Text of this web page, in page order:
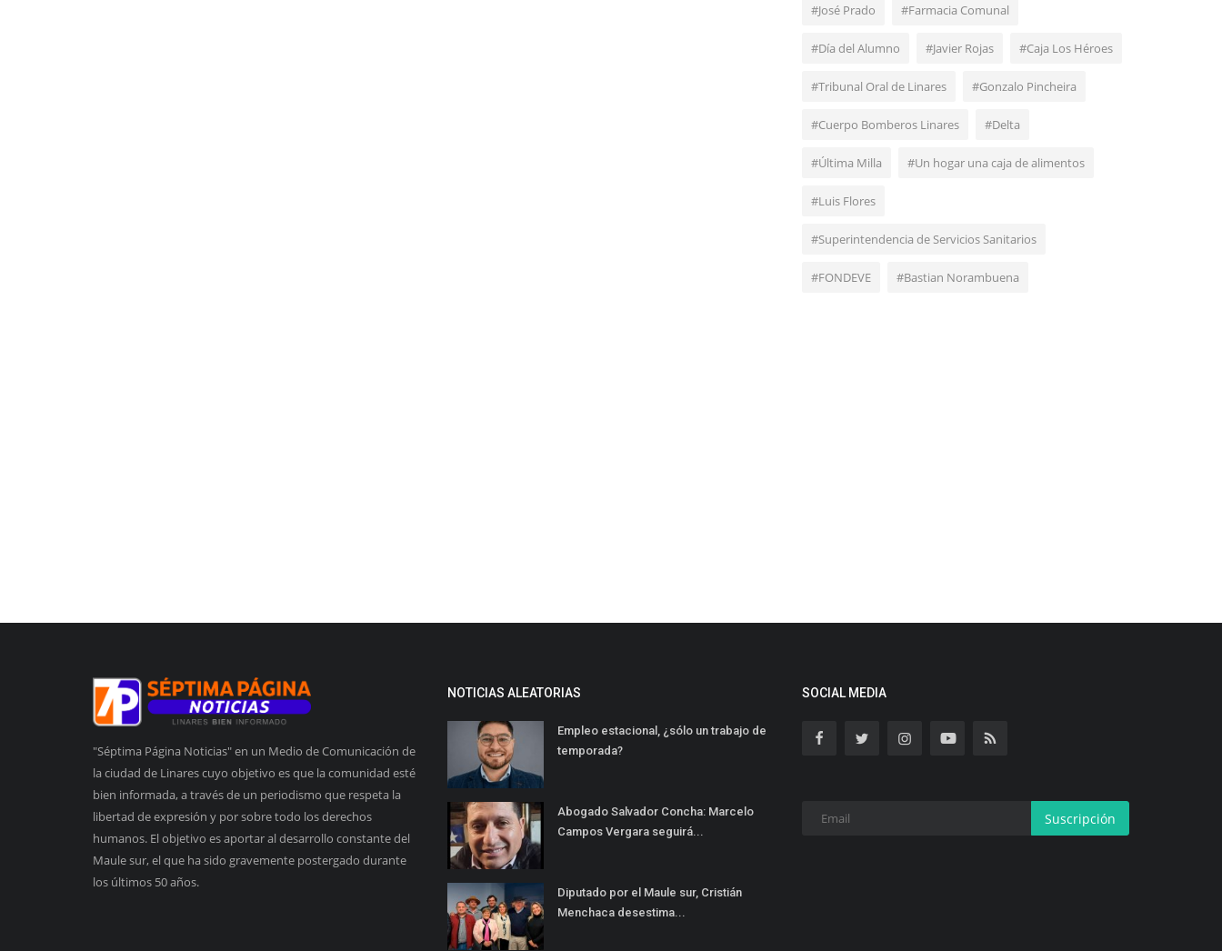
#José Prado #Farmacia Comunal
#Día del Alumno #Javier Rojas #Caja Los Héroes
#Tribunal Oral de Linares #Gonzalo Pincheira
#Cuerpo Bomberos Linares #Delta
#Última Milla #Un hogar una caja de alimentos
#Luis Flores
#Superintendencia de Servicios Sanitarios
#FONDEVE #Bastian Norambuena
"Séptima Página Noticias" en un Medio de Comunicación de
la ciudad de Linares cuyo objetivo es que la comunidad esté
bien informada, a través de un periodismo que respeta la
libertad de expresión y por sobre todo los derechos
humanos. El objetivo es aportar al desarrollo constante del
Maule sur, el que ha sido gravemente postergado durante
los últimos 50 años.
NOTICIAS ALEATORIAS
Empleo estacional, ¿sólo un trabajo de
temporada?
Abogado Salvador Concha: Marcelo
Campos Vergara seguirá...
Diputado por el Maule sur, Cristián
Menchaca desestima...
SOCIAL MEDIA
Suscripción